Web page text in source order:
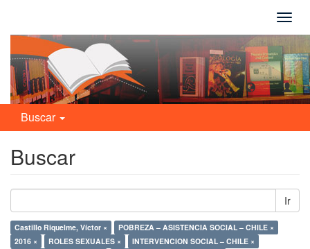
Buscar
Buscar
Ir
Castillo Riquelme, Víctor ×
POBREZA – ASISTENCIA SOCIAL – CHILE ×
2016 ×
ROLES SEXUALES ×
INTERVENCION SOCIAL – CHILE ×